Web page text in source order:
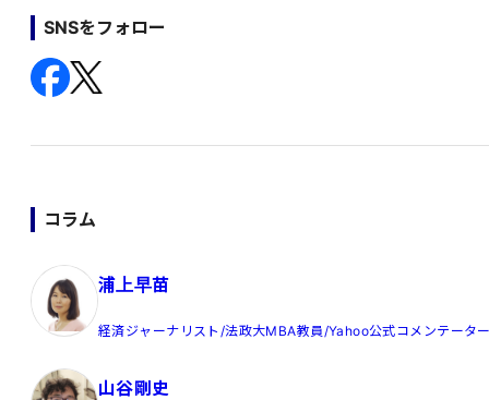
SNSをフォロー
コラム
浦上早苗
経済ジャーナリスト/法政大MBA教員/Yahoo公式コメンテータ
山谷剛史